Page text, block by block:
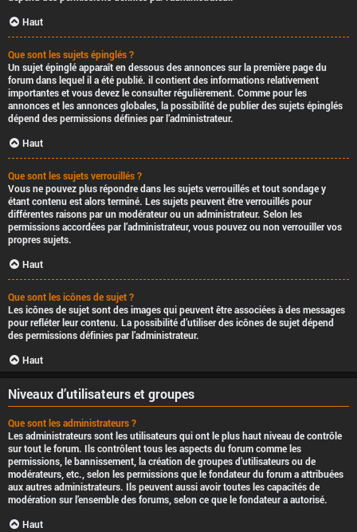
Haut
Que sont les sujets épinglés ?
Un sujet épinglé apparaît en dessous des annonces sur la première page du
forum dans lequel il a été publié. il contient des informations relativement
importantes et vous devez le consulter régulièrement. Comme pour les
annonces et les annonces globales, la possibilité de publier des sujets épinglés
dépend des permissions définies par l’administrateur.
Haut
Que sont les sujets verrouillés ?
Vous ne pouvez plus répondre dans les sujets verrouillés et tout sondage y
étant contenu est alors terminé. Les sujets peuvent être verrouillés pour
différentes raisons par un modérateur ou un administrateur. Selon les
permissions accordées par l’administrateur, vous pouvez ou non verrouiller vos
propres sujets.
Haut
Que sont les icônes de sujet ?
Les icônes de sujet sont des images qui peuvent être associées à des messages
pour refléter leur contenu. La possibilité d’utiliser des icônes de sujet dépend
des permissions définies par l’administrateur.
Haut
Niveaux d’utilisateurs et groupes
Que sont les administrateurs ?
Les administrateurs sont les utilisateurs qui ont le plus haut niveau de contrôle
sur tout le forum. Ils contrôlent tous les aspects du forum comme les
permissions, le bannissement, la création de groupes d’utilisateurs ou de
modérateurs, etc., selon les permissions que le fondateur du forum a attribuées
aux autres administrateurs. Ils peuvent aussi avoir toutes les capacités de
modération sur l’ensemble des forums, selon ce que le fondateur a autorisé.
Haut